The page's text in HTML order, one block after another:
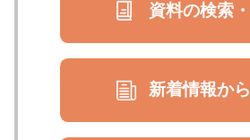
資料の検索・
新着情報から